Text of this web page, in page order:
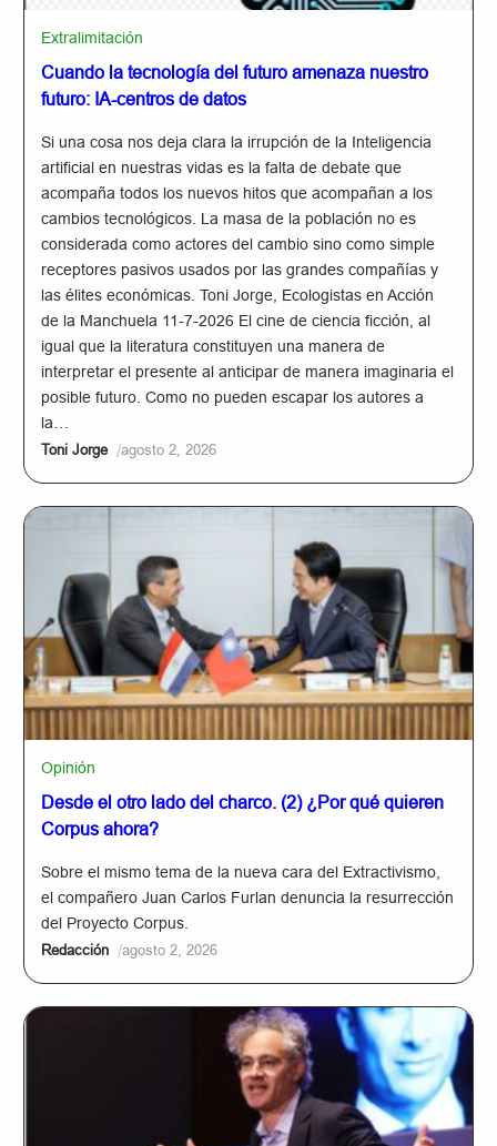
Extralimitación
Cuando la tecnología del futuro amenaza nuestro
futuro: IA-centros de datos
Si una cosa nos deja clara la irrupción de la Inteligencia
artificial en nuestras vidas es la falta de debate que
acompaña todos los nuevos hitos que acompañan a los
cambios tecnológicos. La masa de la población no es
considerada como actores del cambio sino como simple
receptores pasivos usados por las grandes compañías y
las élites económicas. Toni Jorge, Ecologistas en Acción
de la Manchuela 11-7-2026 El cine de ciencia ficción, al
igual que la literatura constituyen una manera de
interpretar el presente al anticipar de manera imaginaria el
posible futuro. Como no pueden escapar los autores a
la…
Toni Jorge /agosto 2, 2026
Opinión
Desde el otro lado del charco. (2) ¿Por qué quieren
Corpus ahora?
Sobre el mismo tema de la nueva cara del Extractivismo,
el compañero Juan Carlos Furlan denuncia la resurrección
del Proyecto Corpus.
Redacción /agosto 2, 2026